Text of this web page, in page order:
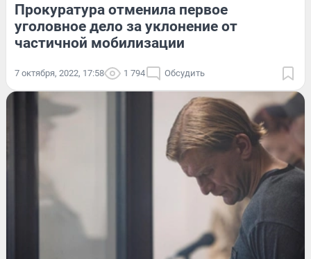
Прокуратура отменила первое
уголовное дело за уклонение от
частичной мобилизации
7 октября, 2022, 17:58 1 794 Обсудить